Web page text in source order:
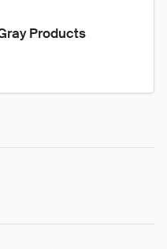
Products